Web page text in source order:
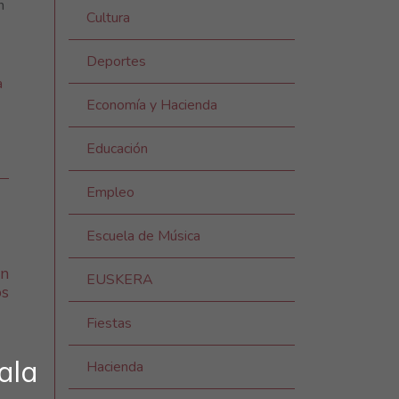
Cultura
Deportes
Economía y Hacienda
Educación
Empleo
Escuela de Música
EUSKERA
Fiestas
Hacienda